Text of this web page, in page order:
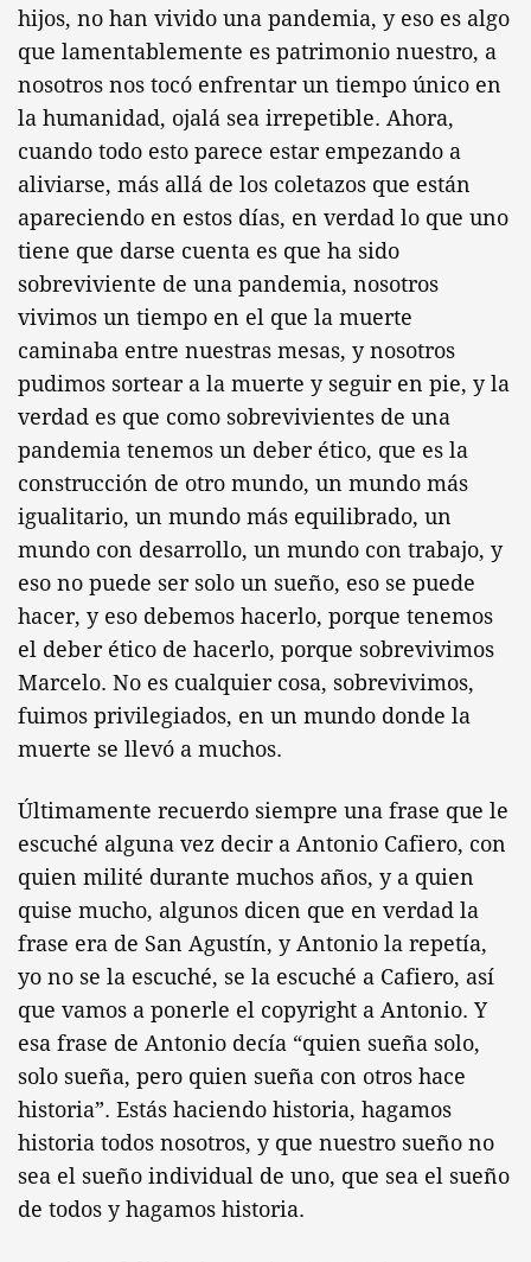
hijos, no han vivido una pandemia, y eso es algo
que lamentablemente es patrimonio nuestro, a
nosotros nos tocó enfrentar un tiempo único en
la humanidad, ojalá sea irrepetible. Ahora,
cuando todo esto parece estar empezando a
aliviarse, más allá de los coletazos que están
apareciendo en estos días, en verdad lo que uno
tiene que darse cuenta es que ha sido
sobreviviente de una pandemia, nosotros
vivimos un tiempo en el que la muerte
caminaba entre nuestras mesas, y nosotros
pudimos sortear a la muerte y seguir en pie, y la
verdad es que como sobrevivientes de una
pandemia tenemos un deber ético, que es la
construcción de otro mundo, un mundo más
igualitario, un mundo más equilibrado, un
mundo con desarrollo, un mundo con trabajo, y
eso no puede ser solo un sueño, eso se puede
hacer, y eso debemos hacerlo, porque tenemos
el deber ético de hacerlo, porque sobrevivimos
Marcelo. No es cualquier cosa, sobrevivimos,
fuimos privilegiados, en un mundo donde la
muerte se llevó a muchos.
Últimamente recuerdo siempre una frase que le
escuché alguna vez decir a Antonio Cafiero, con
quien milité durante muchos años, y a quien
quise mucho, algunos dicen que en verdad la
frase era de San Agustín, y Antonio la repetía,
yo no se la escuché, se la escuché a Cafiero, así
que vamos a ponerle el copyright a Antonio. Y
esa frase de Antonio decía “quien sueña solo,
solo sueña, pero quien sueña con otros hace
historia”. Estás haciendo historia, hagamos
historia todos nosotros, y que nuestro sueño no
sea el sueño individual de uno, que sea el sueño
de todos y hagamos historia.